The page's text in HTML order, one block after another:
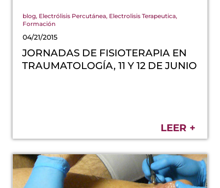
blog, Electrólisis Percutánea, Electrolisis Terapeutica,
Formación
04/21/2015
JORNADAS DE FISIOTERAPIA EN
TRAUMATOLOGÍA, 11 Y 12 DE JUNIO
LEER +